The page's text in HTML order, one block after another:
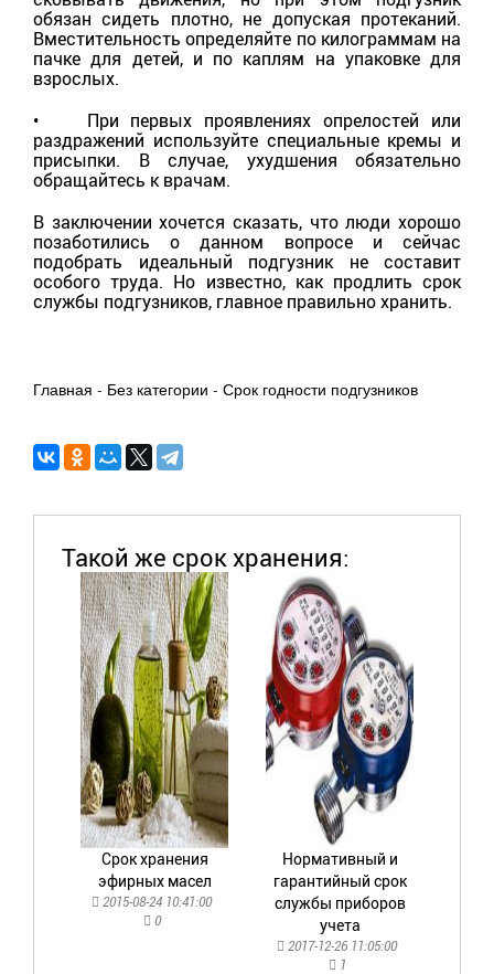
обязан сидеть плотно, не допуская протеканий.
Вместительность определяйте по килограммам на
пачке для детей, и по каплям на упаковке для
взрослых.
• При первых проявлениях опрелостей или
раздражений используйте специальные кремы и
присыпки. В случае, ухудшения обязательно
обращайтесь к врачам.
В заключении хочется сказать, что люди хорошо
позаботились о данном вопросе и сейчас
подобрать идеальный подгузник не составит
особого труда. Но известно, как продлить срок
службы подгузников, главное правильно хранить.
Главная - Без категории - Срок годности подгузников
Такой же срок хранения:
Срок хранения
эфирных масел
2015-08-24 10:41:00
0
Нормативный и
гарантийный срок
службы приборов
учета
2017-12-26 11:05:00
1